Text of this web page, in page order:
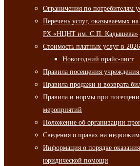
Ограничения по потребителям
Перечень услуг, оказываемых
РХ «НЦНТ им. С.П. Кадышева»
Стоимость платных услуг в
Новогодний прайс-лист
Правила посещения учреждения
Правила продажи и возврата
Правила и нормы при
мероприятий
Положение об организации
Сведения о правах на
Информация о порядке
юридической помощи